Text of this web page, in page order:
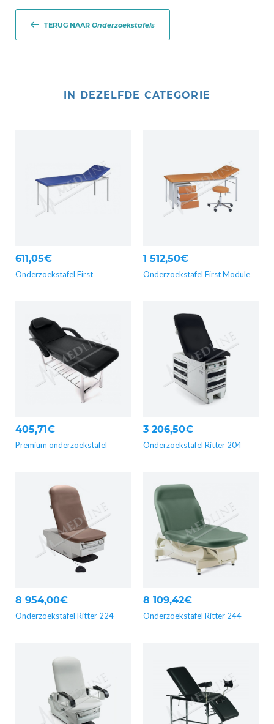
TERUG NAAROnderzoekstafels
IN DEZELFDE CATEGORIE
611,05€
Onderzoekstafel First
1 512,50€
Onderzoekstafel First Module
405,71€
Premium onderzoekstafel
3 206,50€
Onderzoekstafel Ritter 204
8 954,00€
Onderzoekstafel Ritter 224
8 109,42€
Onderzoekstafel Ritter 244